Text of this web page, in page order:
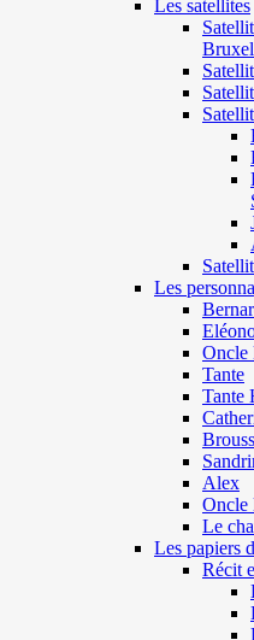
Les satellites
Les
Oncle
Tante
Tante
Alex
Oncle
Le
Les papiers
Récit